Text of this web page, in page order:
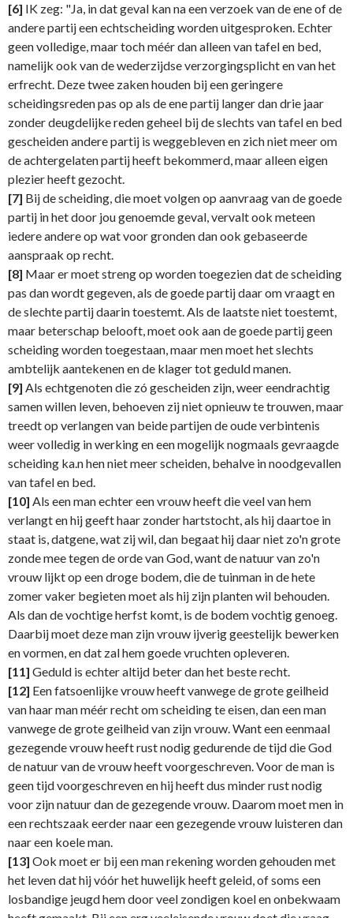
[6] IK zeg: "Ja, in dat geval kan na een verzoek van de ene of de
andere partij een echtscheiding worden uitgesproken. Echter
geen volledige, maar toch méér dan alleen van tafel en bed,
namelijk ook van de wederzijdse verzorgingsplicht en van het
erfrecht. Deze twee zaken houden bij een geringere
scheidingsreden pas op als de ene partij langer dan drie jaar
zonder deugdelijke reden geheel bij de slechts van tafel en bed
gescheiden andere partij is weggebleven en zich niet meer om
de achtergelaten partij heeft bekommerd, maar alleen eigen
plezier heeft gezocht.
[7] Bij de scheiding, die moet volgen op aanvraag van de goede
partij in het door jou genoemde geval, vervalt ook meteen
iedere andere op wat voor gronden dan ook gebaseerde
aanspraak op recht.
[8] Maar er moet streng op worden toegezien dat de scheiding
pas dan wordt gegeven, als de goede partij daar om vraagt en
de slechte partij daarin toestemt. Als de laatste niet toestemt,
maar beterschap belooft, moet ook aan de goede partij geen
scheiding worden toegestaan, maar men moet het slechts
ambtelijk aantekenen en de klager tot geduld manen.
[9] Als echtgenoten die zó gescheiden zijn, weer eendrachtig
samen willen leven, behoeven zij niet opnieuw te trouwen, maar
treedt op verlangen van beide partijen de oude verbintenis
weer volledig in werking en een mogelijk nogmaals gevraagde
scheiding ka.n hen niet meer scheiden, behalve in noodgevallen
van tafel en bed.
[10] Als een man echter een vrouw heeft die veel van hem
verlangt en hij geeft haar zonder hartstocht, als hij daartoe in
staat is, datgene, wat zij wil, dan begaat hij daar niet zo'n grote
zonde mee tegen de orde van God, want de natuur van zo'n
vrouw lijkt op een droge bodem, die de tuinman in de hete
zomer vaker begieten moet als hij zijn planten wil behouden.
Als dan de vochtige herfst komt, is de bodem vochtig genoeg.
Daarbij moet deze man zijn vrouw ijverig geestelijk bewerken
en vormen, en dat zal hem goede vruchten opleveren.
[11] Geduld is echter altijd beter dan het beste recht.
[12] Een fatsoenlijke vrouw heeft vanwege de grote geilheid
van haar man méér recht om scheiding te eisen, dan een man
vanwege de grote geilheid van zijn vrouw. Want een eenmaal
gezegende vrouw heeft rust nodig gedurende de tijd die God
de natuur van de vrouw heeft voorgeschreven. Voor de man is
geen tijd voorgeschreven en hij heeft dus minder rust nodig
voor zijn natuur dan de gezegende vrouw. Daarom moet men in
een rechtszaak eerder naar een gezegende vrouw luisteren dan
naar een koele man.
[13] Ook moet er bij een man rekening worden gehouden met
het leven dat hij vóór het huwelijk heeft geleid, of soms een
losbandige jeugd hem door veel zondigen koel en onbekwaam